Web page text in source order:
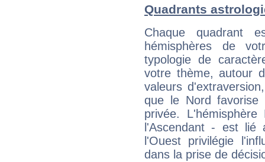
Quadrants
Chaque quadrant
hémisphères de
typologie de
votre thème, autour
valeurs
que le Nord favorise
privée.
l'Ascendant - est
l'Ouest privilégie
dans la prise de